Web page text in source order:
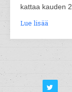
kattaa kauden
Lue lisää